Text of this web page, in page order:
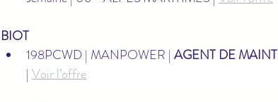
BIOT
198PCWD | MANPOWER | AGENT DE
| Voir l’offre